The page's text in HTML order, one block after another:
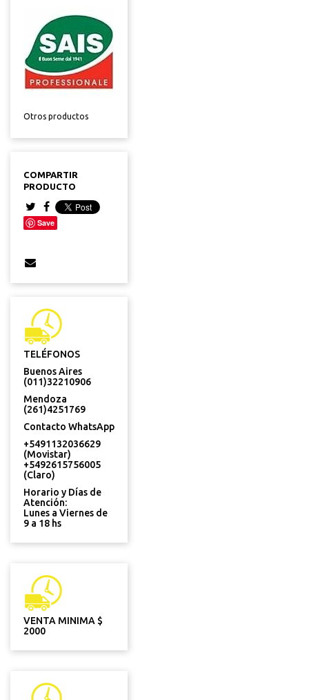
Otros productos
COMPARTIR
PRODUCTO
Save
TELÉFONOS
Buenos Aires
(011)32210906
Mendoza
(261)4251769
Contacto WhatsApp
+5491132036629
(Movistar)
+5492615756005
(Claro)
Horario y Días de
Atención:
Lunes a Viernes de
9 a 18 hs
VENTA MINIMA $
2000